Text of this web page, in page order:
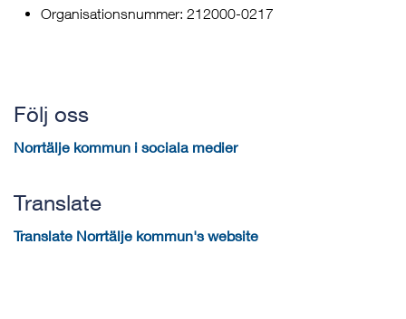
Organisationsnummer: 212000-0217
Följ oss
Norrtälje kommun i sociala medier
Translate
Translate Norrtälje kommun's website